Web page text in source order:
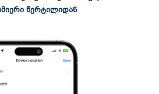
წერტილიდან